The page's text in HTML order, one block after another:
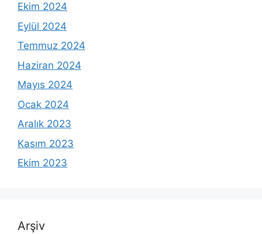
Ekim 2024
Eylül 2024
Temmuz 2024
Haziran 2024
Mayıs 2024
Ocak 2024
Aralık 2023
Kasım 2023
Ekim 2023
Arşiv